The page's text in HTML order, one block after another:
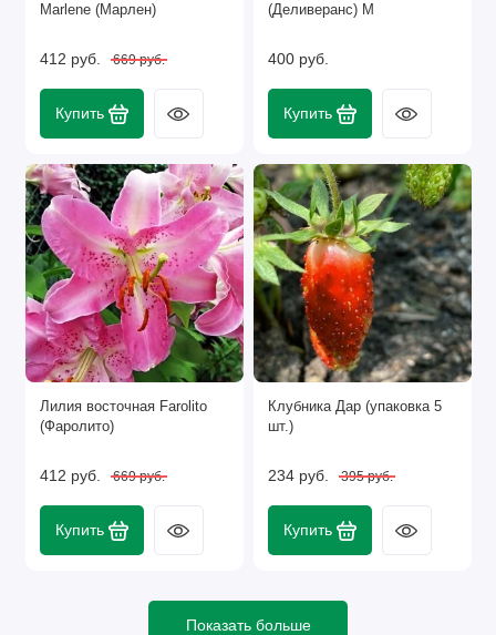
Marlenе (Марлен)
412 руб. 669 руб.
Купить
(Деливеранс) М
400 руб.
Купить
Лилия восточная Farolito
(Фаролито)
412 руб. 669 руб.
Купить
Клубника Дар (упаковка 5
шт.)
234 руб. 395 руб.
Купить
Показать больше